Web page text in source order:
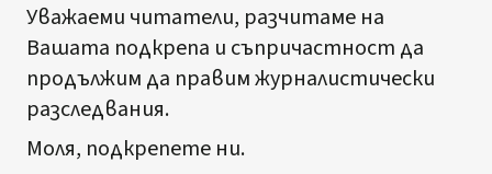
Уважаеми читатели, разчитаме на
Вашата подкрепа и съпричастност да
продължим да правим журналистически
разследвания.
Моля, подкрепете ни.